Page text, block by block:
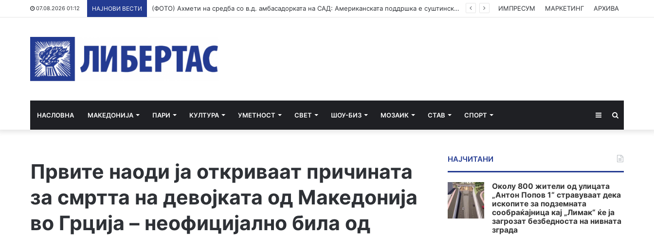
07.08.2026 01:12 НАЈНОВИ ВЕСТИ (ФОТО) Ахмети на средба со в.д. амбасадорката на САД: Американската поддршка е суштинска за зачувување на духот на Охридскиот договор ИМПРЕСУМ МАРКЕТИНГ АРХИВА
НАСЛОВНА МАКЕДОНИЈА ПАРИ КУЛТУРА УМЕТНОСТ СВЕТ ШОУ-БИЗ МОЗАИК СТАВ СПОРТ Sidebar
Првите наоди ја откриваат причината
за смртта на девојката од Македонија
во Грција – неофицијално била од
НАЈЧИТАНИ
Околу 800 жители од улицата
„Антон Попов 1“ стравуваат дека
ископите за подземната
сообраќајница кај „Лимак“ ќе ја
загрозат безбедноста на нивната
зграда